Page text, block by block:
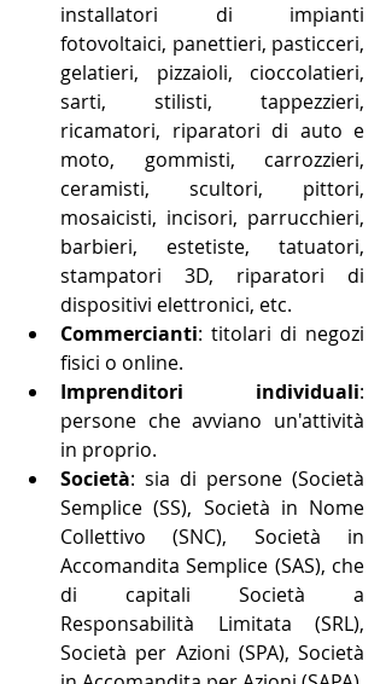
installatori di impianti
fotovoltaici, panettieri, pasticceri,
gelatieri, pizzaioli, cioccolatieri,
sarti, stilisti, tappezzieri,
ricamatori, riparatori di auto e
moto, gommisti, carrozzieri,
ceramisti, scultori, pittori,
mosaicisti, incisori, parrucchieri,
barbieri, estetiste, tatuatori,
stampatori 3D, riparatori di
dispositivi elettronici, etc.
Commercianti: titolari di negozi
fisici o online.
Imprenditori individuali:
persone che avviano un'attività
in proprio.
Società: sia di persone (Società
Semplice (SS), Società in Nome
Collettivo (SNC), Società in
Accomandita Semplice (SAS), che
di capitali Società a
Responsabilità Limitata (SRL),
Società per Azioni (SPA), Società